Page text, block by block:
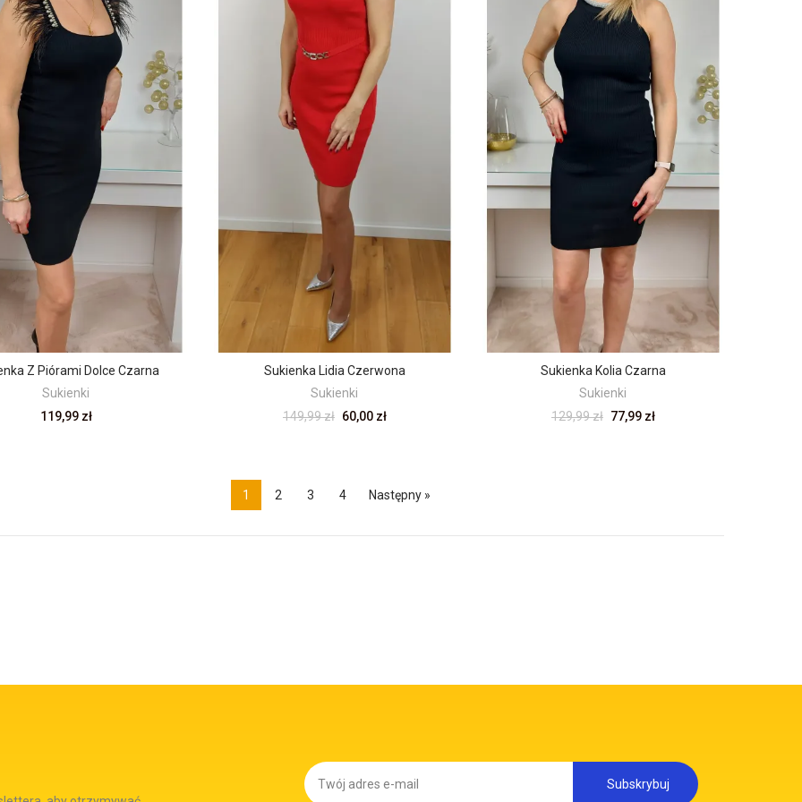
Z Piórami Dolce Czarna
Sukienki
119,99 zł
Sukienka Lidia Czerwona
Sukienki
149,99 zł 60,00 zł
Sukienka Kolia Czarna
Sukienki
129,99 zł 77,99 zł
1 2 3 4 Następny »
Subskrybuj